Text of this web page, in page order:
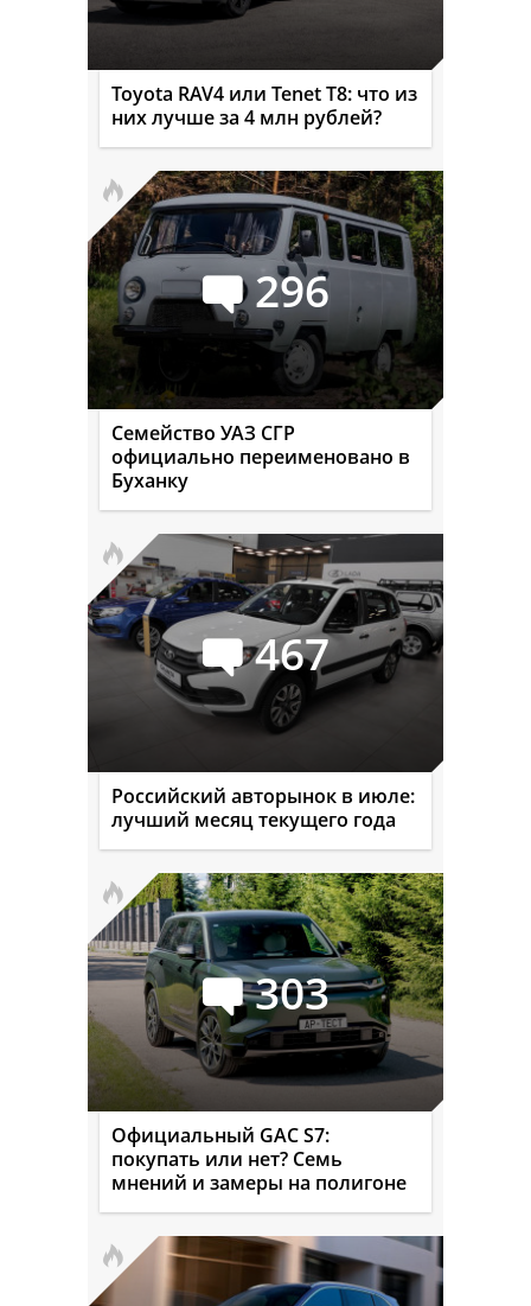
Toyota RAV4 или Tenet T8: что из
них лучше за 4 млн рублей?
296
Семейство УАЗ СГР
официально переименовано в
Буханку
467
Российский авторынок в июле:
лучший месяц текущего года
303
Официальный GAC S7:
покупать или нет? Семь
мнений и замеры на полигоне